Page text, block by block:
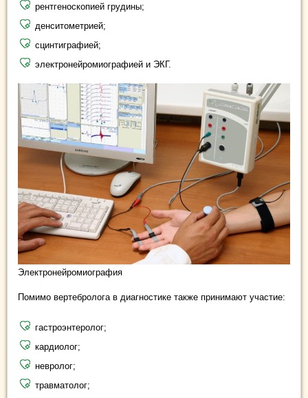
рентгеноскопией грудины;
денситометрией;
сцинтиграфией;
электронейромиографией и ЭКГ.
Электронейромиография
Помимо вертебролога в диагностике также принимают участие:
гастроэнтеролог;
кардиолог;
невролог;
травматолог;